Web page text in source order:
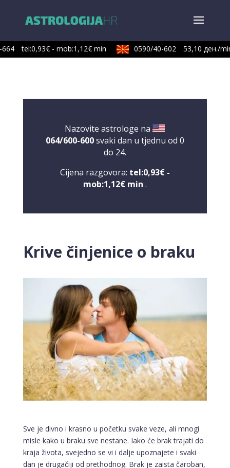
tel:0,93€ - mob:1,12€ min 0590/40-602 53,10 ден./min
Nazovite astrologe na
064/600-600svaki dan u tjednu od 0
do 24.
Cijena razgovora: tel:0,93€ -
mob:1,12€ min .
Krive činjenice o braku
Sve je divno i krasno u početku svake veze, ali mnogi
misle kako u braku sve nestane. Iako će brak trajati do
kraja života, svejedno se vi i dalje upoznajete i svaki
dan je drugačiji od prethodnog. Brak je zaista čaroban,